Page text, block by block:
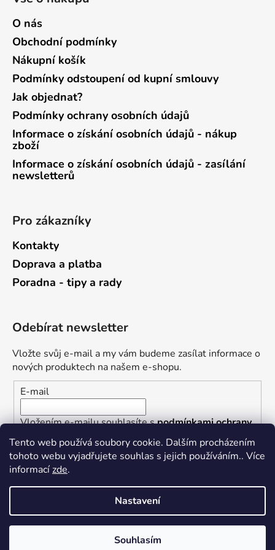
Tento web používá soubory cookie. Dalším procházením
tohoto webu vyjadřujete souhlas s jejich používáním.. Více
informacízde.
Nastavení
Souhlasím
O nás
Obchodní podmínky
Nákupní košík
Podmínky odstoupení od kupní smlouvy
Jak objednat?
Podmínky ochrany osobních údajů
Informace o získání osobních údajů - nákup
zboží
Informace o získání osobních údajů - zasílání
newsletterů
Pro zákazníky
Kontakty
Doprava a platba
Poradna - tipy a rady
Odebírat newsletter
Vložte svůj e-mail a my vám budeme zasílat informace o
nových produktech na našem e-shopu.
E-mail
Vložením e-mailu souhlasíte spodmínkami ochrany
osobních údajů
PŘIHLÁSIT SE
Vytvořil Shoptet
Železářství U Rotta